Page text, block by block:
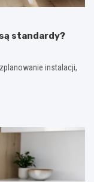
standardy?
instalacji,